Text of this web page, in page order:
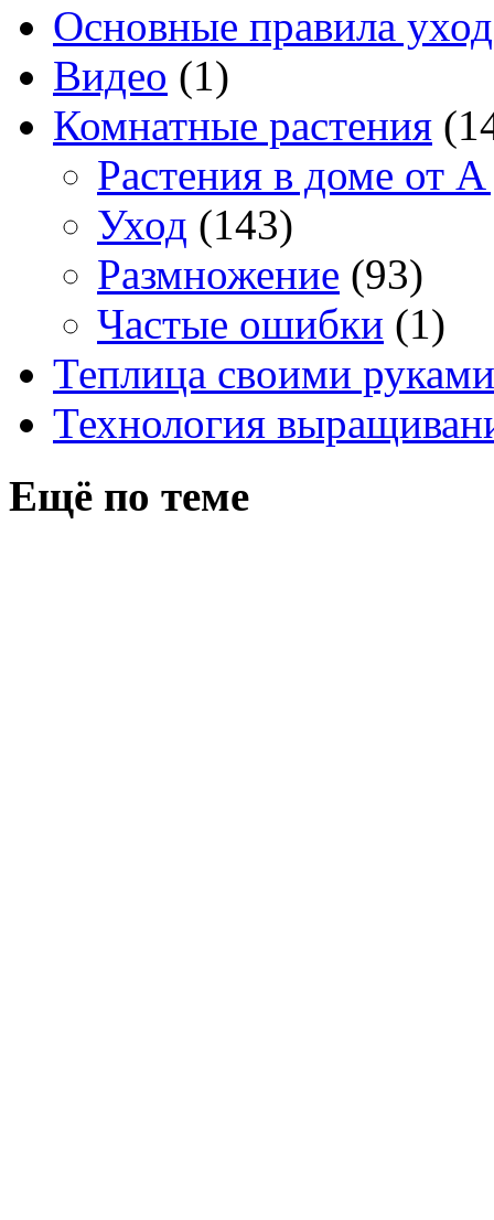
Основные правила
Видео (1)
Комнатные растения
Растения в доме от
Уход (143)
Размножение (93)
Частые ошибки (1)
Теплица своими руками
Технология
Ещё по теме